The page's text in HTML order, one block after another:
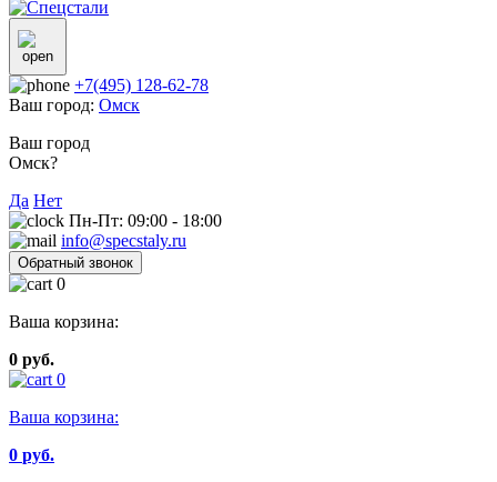
+7(495) 128-62-78
Ваш город: Омск
Ваш город
Омск?
Да Нет
Пн-Пт: 09:00 - 18:00
info@specstaly.ru
Обратный звонок
0
Ваша корзина:
0 руб.
0
Ваша корзина:
0 руб.